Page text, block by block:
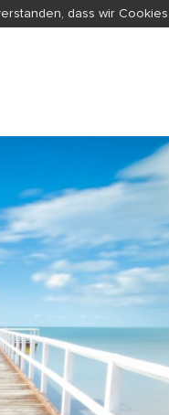
dass wir